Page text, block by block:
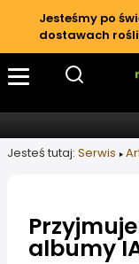
Jesteśmy po
dostawach
Jesteś tutaj: Serwis
albumy